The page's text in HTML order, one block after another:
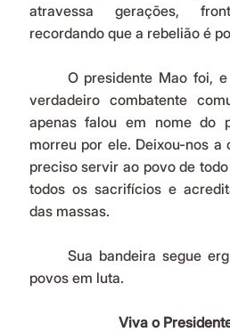
atravessa gerações,
recordando que a rebelião é
verdadeiro combatente
apenas falou em nome do
morreu por ele. Deixou-nos
preciso servir ao povo de
todos os sacrifícios e
das massas.
povos em luta.
Viva o